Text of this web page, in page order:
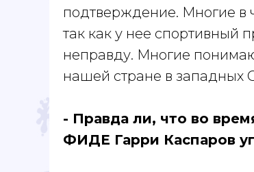
подтверждение. Многие в
так как у нее спортивный
неправду. Многие
нашей стране в западных
- Правда ли, что во
ФИДЕ Гарри Каспаров